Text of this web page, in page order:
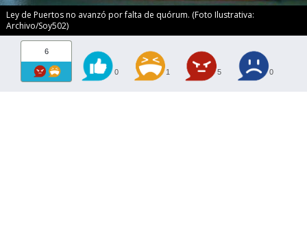
Ley de Puertos no avanzó por falta de quórum. (Foto Ilustrativa:
Archivo/Soy502)
6
0 1 5 0